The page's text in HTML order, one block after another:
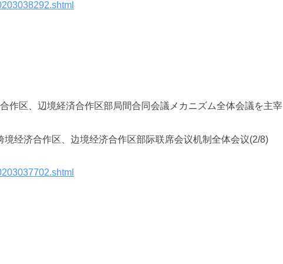
作区、辺境経済合作区部局間合同会議メカニズム全体会議を主宰
境经济合作区、 边境经济合作区部际联席会议机制全体会议(2/8)